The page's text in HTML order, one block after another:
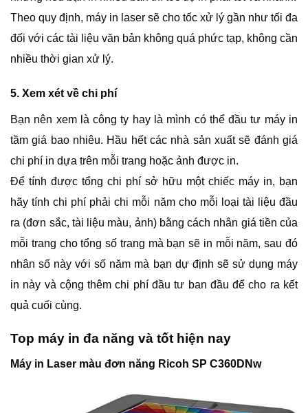
Theo quy định, máy in laser sẽ cho tốc xử lý gần như tối đa
đối với các tài liệu văn bản không quá phức tạp, không cần
nhiều thời gian xử lý.
5. Xem xét về chi phí
Bạn nên xem là công ty hay là mình có thể đầu tư máy in
tầm giá bao nhiêu. Hầu hết các nhà sản xuất sẽ đánh giá
chi phí in dựa trên mỗi trang hoặc ảnh được in.
Để tính được tổng chi phí sở hữu một chiếc máy in, bạn
hãy tính chi phí phải chi mỗi năm cho mỗi loại tài liệu đầu
ra (đơn sắc, tài liệu màu, ảnh) bằng cách nhân giá tiền của
mỗi trang cho tổng số trang mà bạn sẽ in mỗi năm, sau đó
nhân số này với số năm mà bạn dự định sẽ sử dụng máy
in này và cộng thêm chi phí đầu tư ban đầu để cho ra kết
quả cuối cùng.
Top máy in đa năng và tốt hiện nay
Máy in Laser màu đơn năng Ricoh SP C360DNw